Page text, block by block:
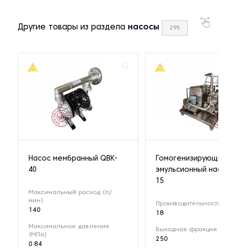
Другие товары из раздела насосы 295
Насос мембранный QBK-
40
Максимальный расход (л/
мин)
140
Максимальное давление
(МПа)
0.84
Гомогенизирующий
эмульсионный
15
Производительность
18
Выходная фракция
250